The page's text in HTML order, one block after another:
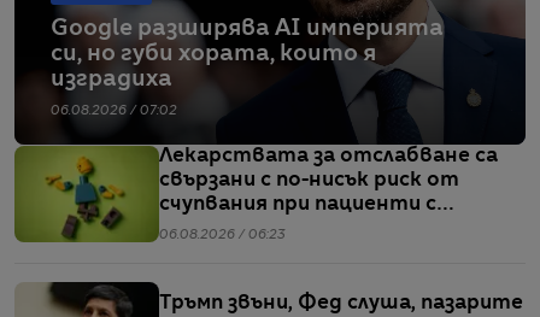
Google разширява AI империята
си, но губи хората, които я
изградиха
06.08.2026 / 07:02
Лекарствата за отслабване са
свързани с по-нисък риск от
счупвания при пациенти с
диабет, сочи проучване
06.08.2026 / 06:23
Тръмп звъни, Фед слуша, пазарите